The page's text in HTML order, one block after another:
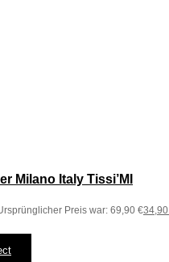
Milano Italy Tissi’MI
Preis war: 69,90 €34,90